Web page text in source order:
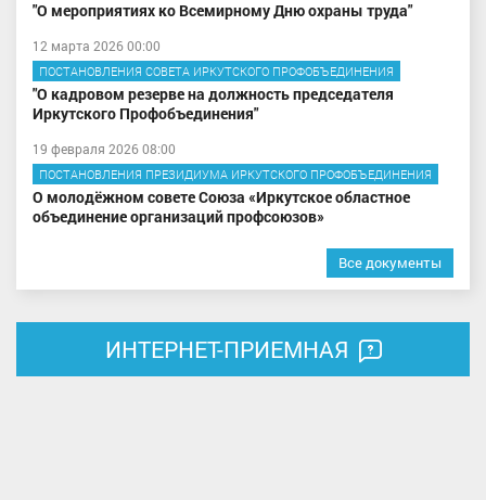
"О мероприятиях ко Всемирному Дню охраны труда"
12 марта 2026 00:00
ПОСТАНОВЛЕНИЯ СОВЕТА ИРКУТСКОГО ПРОФОБЪЕДИНЕНИЯ
"О кадровом резерве на должность председателя
Иркутского Профобъединения"
19 февраля 2026 08:00
ПОСТАНОВЛЕНИЯ ПРЕЗИДИУМА ИРКУТСКОГО ПРОФОБЪЕДИНЕНИЯ
О молодёжном совете Союза «Иркутское областное
объединение организаций профсоюзов»
Все документы
ИНТЕРНЕТ-ПРИЕМНАЯ